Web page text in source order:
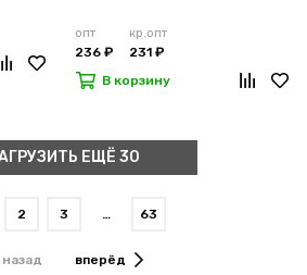
опт
236 ₽
кр.опт
231 ₽
В корзину
ЕЩЁ 30
назад
2 3 … 63
вперёд